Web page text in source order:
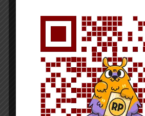
Sahabat Lestari
Gelar Pelatihan
Redaksi 7 November 2024